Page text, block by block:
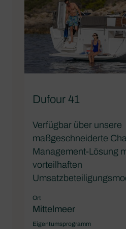
Dufour 41
Verfügbar über unsere
maßgeschneiderte
Management-Lösung
vorteilhaften
Ort
Mittelmeer
Eigentumsprogramm